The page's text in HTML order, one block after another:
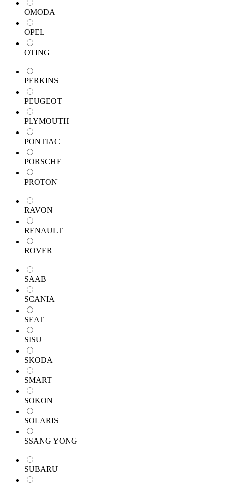
OMODA
OPEL
OTING
PERKINS
PEUGEOT
PLYMOUTH
PONTIAC
PORSCHE
PROTON
RAVON
RENAULT
ROVER
SAAB
SCANIA
SEAT
SISU
SKODA
SMART
SOKON
SOLARIS
SSANG YONG
SUBARU